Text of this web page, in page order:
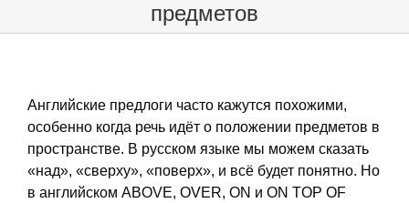
предметов
Английские предлоги часто кажутся похожими,
особенно когда речь идёт о положении предметов в
пространстве. В русском языке мы можем сказать
«над», «сверху», «поверх», и всё будет понятно. Но
в английском ABOVE, OVER, ON и ON TOP OF